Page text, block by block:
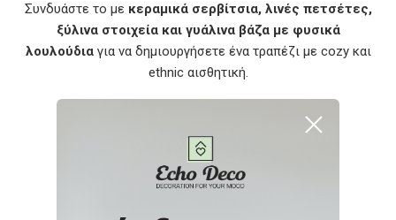
Συνδυάστε το με κεραμικά σερβίτσια, λινές πετσέτες,
ξύλινα στοιχεία και γυάλινα βάζα με φυσικά
λουλούδιαγια να δημιουργήσετε ένα τραπέζι με cozy και
ethnic αισθητική.
Γιατί να το επιλέξω;